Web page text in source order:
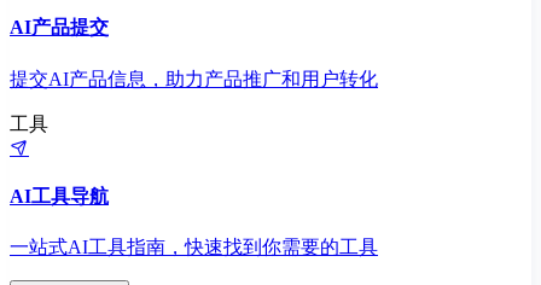
AI产品提交
提交AI产品信息，助力产品推广和用户转化
工具
AI工具导航
一站式AI工具指南，快速找到你需要的工具